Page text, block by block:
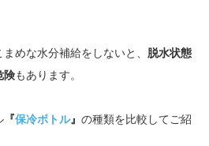
めな水分補給をしないと、 脱水状態
険もあります。
『保冷ボトル』 の種類を比較してご紹